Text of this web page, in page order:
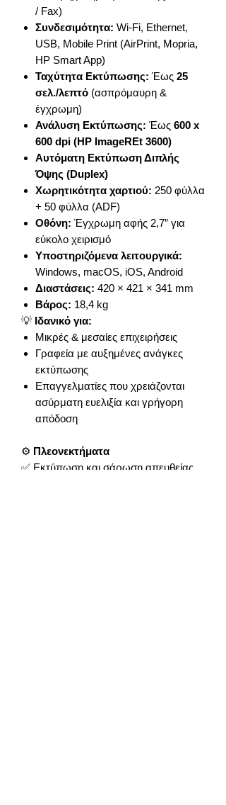
/ Fax)
Συνδεσιμότητα: Wi-Fi, Ethernet,
USB, Mobile Print (AirPrint, Mopria,
HP Smart App)
Ταχύτητα Εκτύπωσης: Έως 25
σελ./λεπτό (ασπρόμαυρη &
έγχρωμη)
Ανάλυση Εκτύπωσης: Έως 600 x
600 dpi (HP ImageREt 3600)
Αυτόματη Εκτύπωση Διπλής
Όψης (Duplex)
Χωρητικότητα χαρτιού: 250 φύλλα
+ 50 φύλλα (ADF)
Οθόνη: Έγχρωμη αφής 2,7” για
εύκολο χειρισμό
Υποστηριζόμενα λειτουργικά:
Windows, macOS, iOS, Android
Διαστάσεις: 420 × 421 × 341 mm
Βάρος: 18,4 kg
💡 Ιδανικό για:
Μικρές & μεσαίες επιχειρήσεις
Γραφεία με αυξημένες ανάγκες
εκτύπωσης
Επαγγελματίες που χρειάζονται
ασύρματη ευελιξία και γρήγορη
απόδοση
⚙️ Πλεονεκτήματα
✅ Εκτύπωση και σάρωση απευθείας